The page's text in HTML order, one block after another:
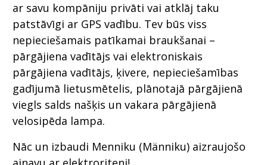
ar savu kompāniju privāti vai atklāj taku
patstāvīgi ar GPS vadību. Tev būs viss
nepieciešamais patīkamai braukšanai –
pārgājiena vadītājs vai elektroniskais
pārgājiena vadītājs, ķivere, nepieciešamības
gadījumā lietusmētelis, plānotajā pārgājienā
viegls salds našķis un vakara pārgājienā
velosipēda lampa.
Nāc un izbaudi Menniku (Männiku) aizraujošo